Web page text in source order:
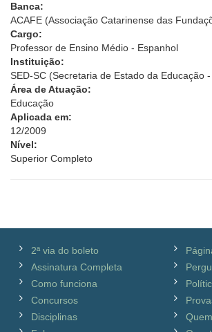
Banca:
ACAFE (Associação Catarinense das
Cargo:
Professor de Ensino Médio - Espanhol
Instituição:
SED-SC (Secretaria de Estado da Educação
Área de Atuação:
Educação
Aplicada em:
12/2009
Nível:
Superior Completo
2ª via do boleto
Assinatura Completa
Como funciona
Concursos
Disciplinas